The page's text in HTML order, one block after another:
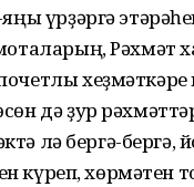
үрҙәргә
Рәхмәт
дә ҙур
лә бергә-бергә,
күреп, хөрмәтен